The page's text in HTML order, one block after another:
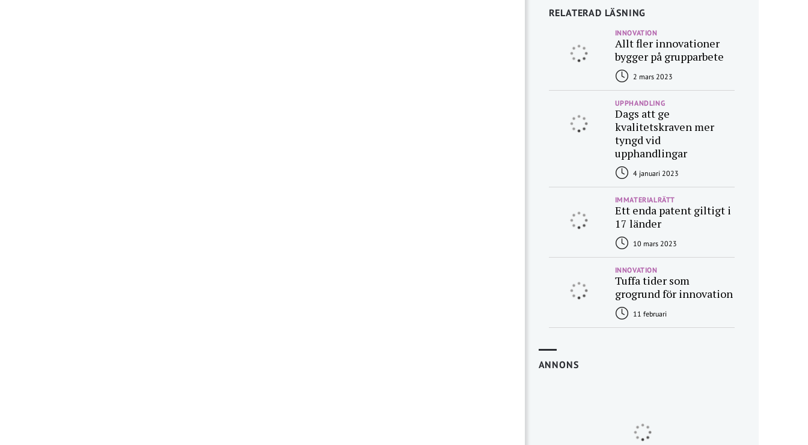
RELATERAD LÄSNING
INNOVATION
Allt fler innovationer
bygger på grupparbete
2 mars 2023
UPPHANDLING
Dags att ge
kvalitetskraven mer
tyngd vid
upphandlingar
4 januari 2023
IMMATERIALRÄTT
Ett enda patent giltigt i
17 länder
10 mars 2023
INNOVATION
Tuffa tider som
grogrund för innovation
11 februari
ANNONS